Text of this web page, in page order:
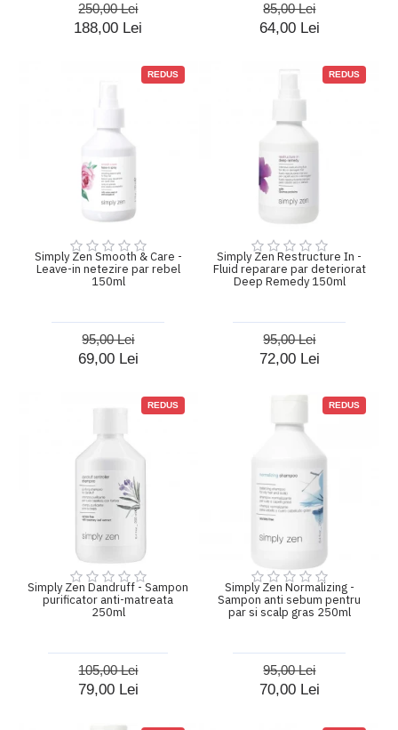
188,00 Lei
250,00 Lei
64,00 Lei
85,00 Lei
REDUS
Simply Zen Smooth & Care -
Leave-in netezire par rebel
150ml
69,00 Lei
95,00 Lei
REDUS
Simply Zen Restructure In -
Fluid reparare par deteriorat
Deep Remedy 150ml
72,00 Lei
95,00 Lei
REDUS
Simply Zen Dandruff - Sampon
purificator anti-matreata
250ml
79,00 Lei
105,00 Lei
REDUS
Simply Zen Normalizing -
Sampon anti sebum pentru
par si scalp gras 250ml
70,00 Lei
95,00 Lei